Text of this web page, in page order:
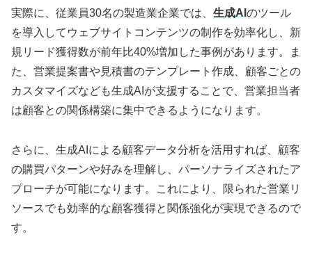
実際に、従業員30名の製造業企業では、 生成AI のツール
を導入してウェブサイトコンテンツの制作を効率化し、新
規リード獲得数が前年比40%増加した事例があります。ま
た、営業提案書や見積書のテンプレート作成、顧客ごとの
カスタマイズなども生成AIが支援することで、営業担当者
は顧客との関係構築に集中できるようになります。
さらに、生成AIによる顧客データ分析を活用すれば、顧客
の購買パターンや好みを理解し、パーソナライズされたア
プローチが可能になります。これにより、限られた営業リ
ソースでも効率的な顧客獲得と関係強化が実現できるので
す。